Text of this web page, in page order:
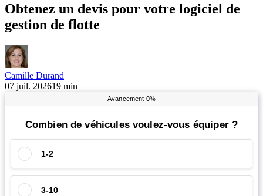
Obtenez un devis pour votre logiciel de
gestion de flotte
Camille Durand
07 juil. 202619 min